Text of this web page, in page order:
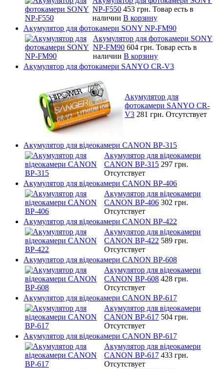
NP-F550 453 грн. Товар есть в
наличии В корзину
Акумулятор для фотокамери SONY NP-FM90
Акумулятор для фотокамери SONY
NP-FM90 604 грн. Товар есть в
наличии В корзину
Акумулятор для фотокамери SANYO CR-V3
Акумулятор для
фотокамери SANYO CR-
V3 281 грн. Отсутствует
Акумулятор для відеокамери CANON BP-315
Акумулятор для відеокамери
CANON BP-315 297 грн.
Отсутствует
Акумулятор для відеокамери CANON BP-406
Акумулятор для відеокамери
CANON BP-406 302 грн.
Отсутствует
Акумулятор для відеокамери CANON BP-422
Акумулятор для відеокамери
CANON BP-422 589 грн.
Отсутствует
Акумулятор для відеокамери CANON BP-608
Акумулятор для відеокамери
CANON BP-608 428 грн.
Отсутствует
Акумулятор для відеокамери CANON BP-617
Акумулятор для відеокамери
CANON BP-617 504 грн.
Отсутствует
Акумулятор для відеокамери CANON BP-617
Акумулятор для відеокамери
CANON BP-617 433 грн.
Отсутствует